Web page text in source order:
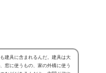
建具に含まれるんだ。建具は大
窓に使うもの、家の外構に使う